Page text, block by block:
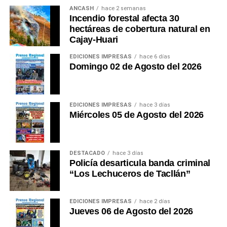
ANCASH hace 2 semanas
Incendio forestal afecta 30
hectáreas de cobertura natural en
Cajay-Huari
EDICIONES IMPRESAS hace 6 días
Domingo 02 de Agosto del 2026
EDICIONES IMPRESAS hace 3 días
Miércoles 05 de Agosto del 2026
DESTACADO hace 3 días
Policía desarticula banda criminal
“Los Lechuceros de Tacllán”
EDICIONES IMPRESAS hace 2 días
Jueves 06 de Agosto del 2026